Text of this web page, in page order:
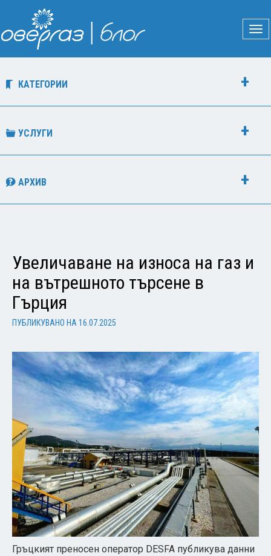
КАТЕГОРИИ
УСЛУГИ
АРХИВ
Увеличаване на износа на газ и
на вътрешното търсене в
Гърция
ПУБЛИКУВАНО НА 16.07.2025
Гръцкият преносен оператор DESFA публикува данни